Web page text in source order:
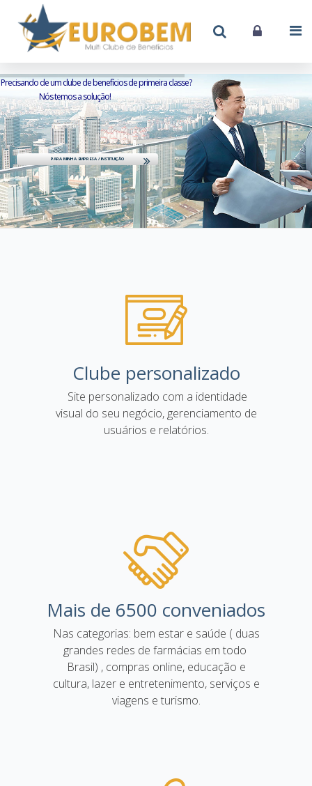
Precisando de um clube de benefícios de primeira classe?
Nós temos a solução!
PARA MINHA EMPRESA / INSTITUIÇÃO
Clube personalizado
Site personalizado com a identidade
visual do seu negócio, gerenciamento de
usuários e relatórios.
Mais de 6500 conveniados
Nas categorias: bem estar e saúde ( duas
grandes redes de farmácias em todo
Brasil) , compras online, educação e
cultura, lazer e entretenimento, serviços e
viagens e turismo.